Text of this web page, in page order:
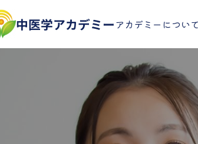
中医学アカデミーアカデミーについて